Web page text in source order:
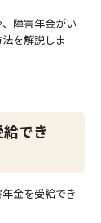
障害年金がい
を解説しま
でき
金を受給でき